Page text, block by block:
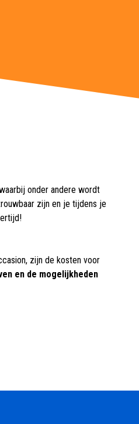
onder andere wordt
zijn en je tijdens je
zijn de kosten voor
en de mogelijkheden